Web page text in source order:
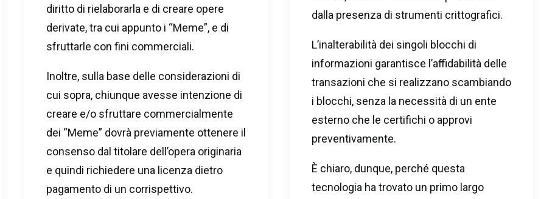
diritto di rielaborarla e di creare opere
derivate, tra cui appunto i “Meme”, e di
sfruttarle con fini commerciali.
Inoltre, sulla base delle considerazioni di
cui sopra, chiunque avesse intenzione di
creare e/o sfruttare commercialmente
dei “Meme” dovrà previamente ottenere il
consenso dal titolare dell’opera originaria
e quindi richiedere una licenza dietro
pagamento di un corrispettivo.
dalla presenza di strumenti crittografici.
L’inalterabilità dei singoli blocchi di
informazioni garantisce l’affidabilità delle
transazioni che si realizzano scambiando
i blocchi, senza la necessità di un ente
esterno che le certifichi o approvi
preventivamente.
È chiaro, dunque, perché questa
tecnologia ha trovato un primo largo